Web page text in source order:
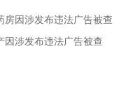
房因涉发布违法广告被查
因涉发布违法广告被查